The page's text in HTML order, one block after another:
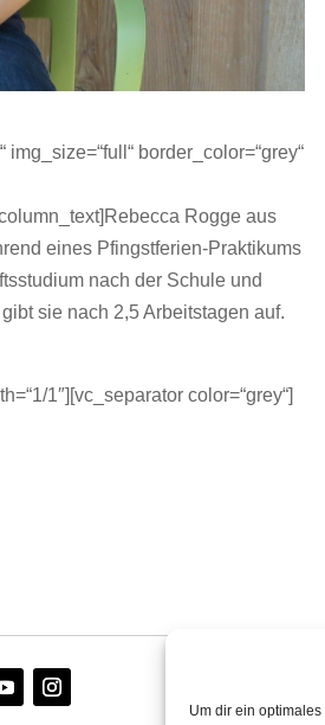
Um dir ein
border_color=“grey“
Rogge aus
eines Pfingstferien-Praktikums
nach der Schule und
sie nach 2,5 Arbeitstagen auf.
1″][vc_separator color=“grey“]